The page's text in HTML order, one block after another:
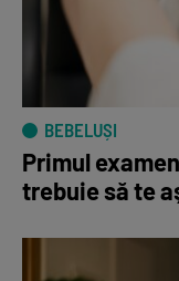
BEBELUȘI
Primul
trebuie să te